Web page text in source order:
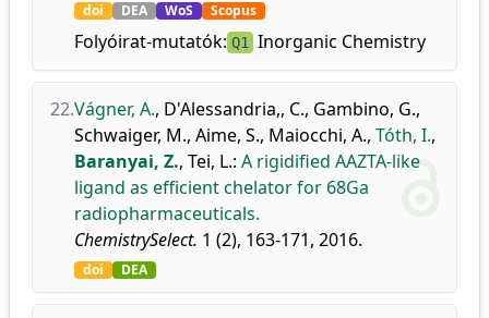
doi DEA WoS Scopus
Folyóirat-mutatók: Q1 Inorganic Chemistry
22.Vágner, A., D'Alessandria,, C., Gambino, G.,
Schwaiger, M., Aime, S., Maiocchi, A., Tóth, I.,
Baranyai, Z., Tei, L.: A rigidified AAZTA-like
ligand as efficient chelator for 68Ga
radiopharmaceuticals.
ChemistrySelect. 1 (2), 163-171, 2016.
doi DEA